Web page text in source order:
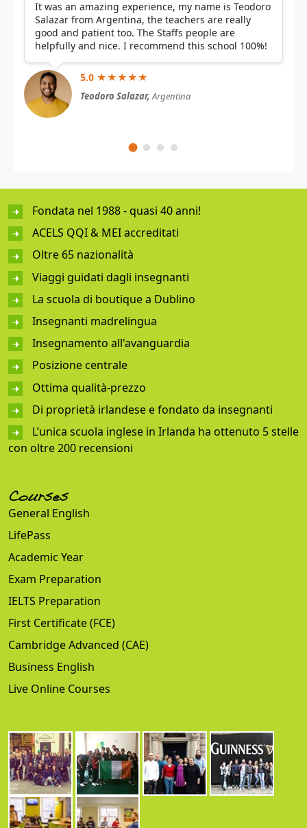
It was an amazing experience, my name is Teodoro
Salazar from Argentina, the teachers are really
good and patient too. The Staffs people are
helpfully and nice. I recommend this school 100%!
5.0 ★★★★★
Teodoro Salazar,Argentina
Fondata nel 1988 - quasi 40 anni!
ACELS QQI & MEI accreditati
Oltre 65 nazionalità
Viaggi guidati dagli insegnanti
La scuola di boutique a Dublino
Insegnanti madrelingua
Insegnamento all'avanguardia
Posizione centrale
Ottima qualità-prezzo
Di proprietà irlandese e fondato da insegnanti
L’unica scuola inglese in Irlanda ha ottenuto 5 stelle
con oltre 200 recensioni
Courses
General English
LifePass
Academic Year
Exam Preparation
IELTS Preparation
First Certificate (FCE)
Cambridge Advanced (CAE)
Business English
Live Online Courses